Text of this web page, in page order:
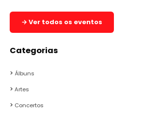
→ Ver todos os eventos
Categorias
Álbuns
Artes
Concertos